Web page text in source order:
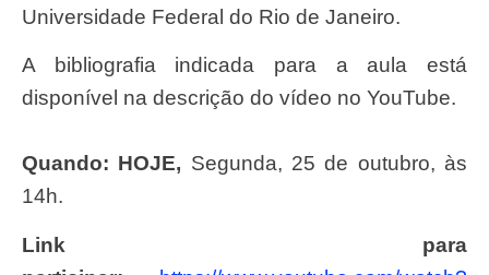
Universidade Federal do Rio de Janeiro.
A bibliografia indicada para a aula está
disponível na descrição do vídeo no YouTube.
Quando: HOJE, Segunda, 25 de outubro, às
14h.
Link para